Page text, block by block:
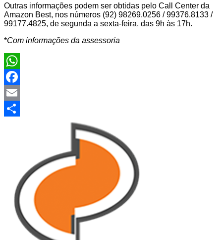
Outras informações podem ser obtidas pelo Call Center da
Amazon Best, nos números (92) 98269.0256 / 99376.8133 /
99177.4825, de segunda a sexta-feira, das 9h às 17h.
*Com informações da assessoria
WhatsApp
Facebook
Email